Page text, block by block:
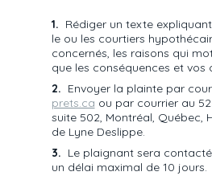
Rédiger un texte
le ou les courtiers
concernés, les raisons qui
que les conséquences et vos
Envoyer la plainte par
prets.ca ou par courrier au
suite 502, Montréal, Québec,
de Lyne Deslippe.
Le plaignant sera
un délai maximal de 10 jours.